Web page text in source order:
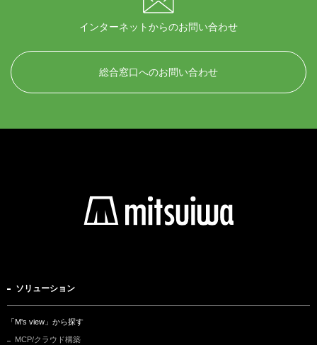
インターネットからのお問い合わせ
総合窓口へのお問い合わせ
ソリューション
「M's view」から探す
MCP/クラウド構築